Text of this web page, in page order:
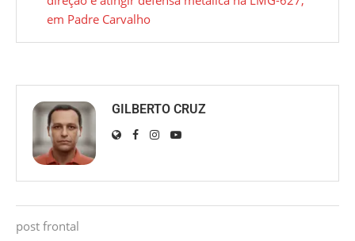
em Padre Carvalho
GILBERTO CRUZ
post frontal